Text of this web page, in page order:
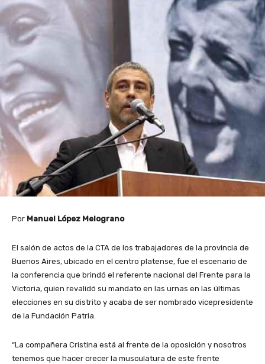
Por Manuel López Melograno
El salón de actos de la CTA de los trabajadores de la provincia de
Buenos Aires, ubicado en el centro platense, fue el escenario de
la conferencia que brindó el referente nacional del Frente para la
Victoria, quien revalidó su mandato en las urnas en las últimas
elecciones en su distrito y acaba de ser nombrado vicepresidente
de la Fundación Patria.
“La compañera Cristina está al frente de la oposición y nosotros
tenemos que hacer crecer la musculatura de este frente